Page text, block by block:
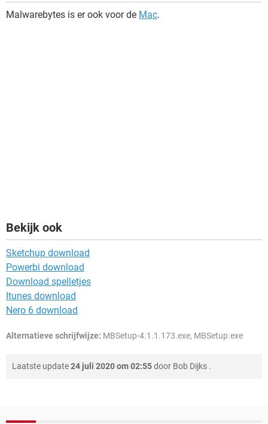
Malwarebytes is er ook voor de Mac.
Bekijk ook
Sketchup download
Powerbi download
Download spelletjes
Itunes download
Nero 6 download
Alternatieve schrijfwijze: MBSetup-4.1.1.173.exe, MBSetup.exe
Laatste update24 juli 2020 om 02:55door Bob Dijks .